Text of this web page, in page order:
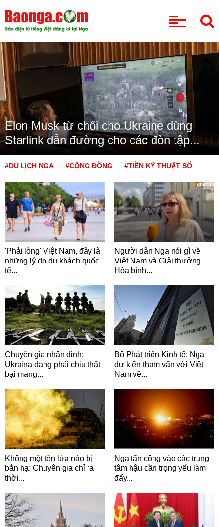
Elon Musk từ chối cho Ukraine dùng
Starlink dẫn đường cho các đòn tập...
#DU LỊCH NGA #CỘNG ĐỒNG #TIỀN KỸ THUẬT SỐ
'Phải lòng' Việt Nam, đây là
những lý do du khách quốc
tế...
Người dân Nga nói gì về
Việt Nam và Giải thưởng
Hòa bình...
Chuyên gia nhận định:
Ukraina đang phải chịu thất
bại mang...
Bộ Phát triển Kinh tế: Nga
dự kiến tham vấn với Việt
Nam về...
Không một tên lửa nào bị
bắn hạ: Chuyên gia chỉ ra
thời...
Nga tấn công vào các trung
tâm hậu cần trọng yếu làm
đẩy...